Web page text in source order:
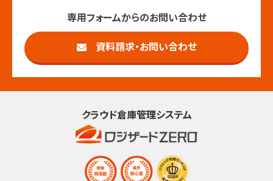
専用フォームからのお問い合わせ
資料請求・お問い合わせ
クラウド倉庫管理システム